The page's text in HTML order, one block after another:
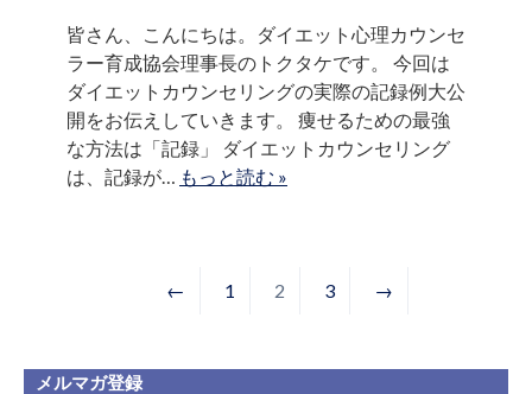
皆さん、こんにちは。ダイエット心理カウンセ
ラー育成協会理事長のトクタケです。 今回は
ダイエットカウンセリングの実際の記録例大公
開をお伝えしていきます。 痩せるための最強
な方法は「記録」 ダイエットカウンセリング
は、記録が… もっと読む »
← 1 2 3 →
メルマガ登録